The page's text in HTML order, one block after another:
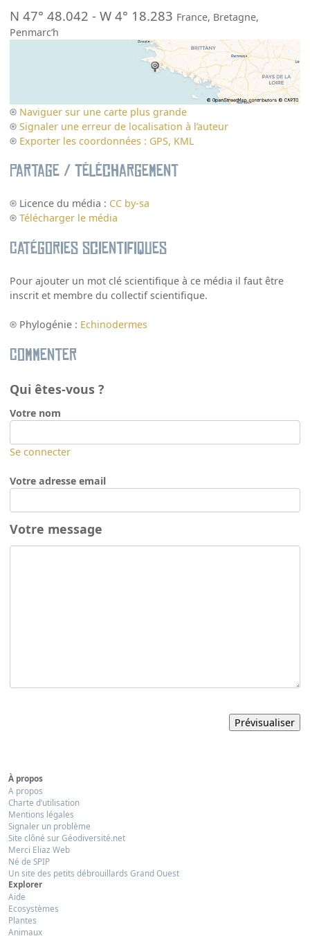
N 47° 48.042 -W 4° 18.283 France, Bretagne,
Penmarc’h
Naviguer sur une carte plus grande
Signaler une erreur de localisation à l’auteur
Exporter les coordonnées : GPS, KML
Partage / Téléchargement
Licence du média : CC by-sa
Télécharger le média
Catégories scientifiques
Pour ajouter un mot clé scientifique à ce média il faut être
inscrit et membre du collectif scientifique.
Phylogénie : Echinodermes
Commenter
Qui êtes-vous ?
Votre nom
Se connecter
Votre adresse email
Votre message
À propos
A propos
Charte d’utilisation
Mentions légales
Signaler un problème
Site clôné sur Géodiversité.net
Merci Eliaz Web
Né de SPIP
Un site des petits débrouillards Grand Ouest
Explorer
Aide
Ecosystèmes
Plantes
Animaux